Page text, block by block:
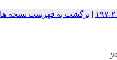
| برگشت به فهرست نسخه ها